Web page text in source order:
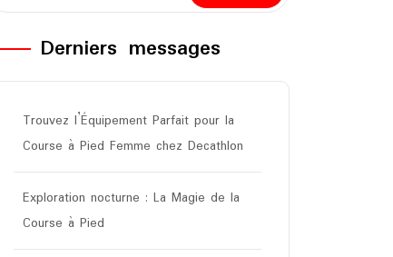
Derniers messages
Trouvez l’Équipement Parfait pour la
Course à Pied Femme chez Decathlon
Exploration nocturne : La Magie de la
Course à Pied